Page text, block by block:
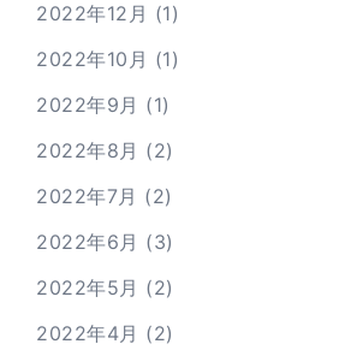
2022年12月 (1)
2022年10月 (1)
2022年9月 (1)
2022年8月 (2)
2022年7月 (2)
2022年6月 (3)
2022年5月 (2)
2022年4月 (2)